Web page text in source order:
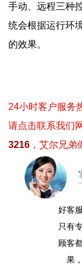
手动、远程三种
统会根据运行环
的效果。
24小时客户服务
请点击联系我们
3216 ，艾尔兄弟
好客
只有
顾客
果